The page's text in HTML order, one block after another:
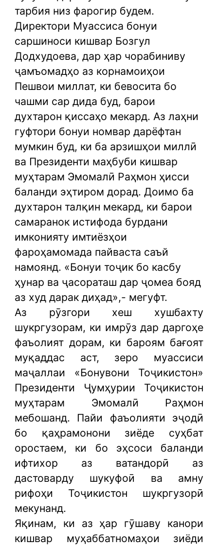
тарбия низ фарогир будем.
Директори Муассиса бонуи
саршиноси кишвар Бозгул
Додхудоева, дар ҳар чорабиниву
ҷамъомадҳо аз корнамоиҳои
Пешвои миллат, ки бевосита бо
чашми сар дида буд, барои
духтарон қиссаҳо мекард. Аз лаҳни
гуфтори бонуи номвар дарёфтан
мумкин буд, ки ба арзишҳои миллӣ
ва Президенти маҳбуби кишвар
муҳтарам Эмомалӣ Раҳмон ҳисси
баланди эҳтиром дорад. Доимо ба
духтарон талқин мекард, ки барои
самаранок истифода бурдани
имконияту имтиёзҳои
фароҳамомада пайваста саъй
намоянд. «Бонуи тоҷик бо касбу
ҳунар ва ҷасораташ дар ҷомеа бояд
аз худ дарак диҳад»,- мегуфт.
Аз рӯзгори хеш хушбахту
шукргузорам, ки имрӯз дар даргоҳе
фаъолият дорам, ки бароям бағоят
муқаддас аст, зеро муассиси
маҷаллаи «Бонувони Тоҷикистон»
Президенти Ҷумҳурии Тоҷикистон
муҳтарам Эмомалӣ Раҳмон
мебошанд. Пайи фаъолияти эҷодӣ
бо қаҳрамонони зиёде суҳбат
оростаем, ки бо эҳсоси баланди
ифтихор аз ватандорӣ аз
дастоварду шукуфоӣ ва амну
рифоҳи Тоҷикистон шукргузорӣ
мекунанд.
Яқинам, ки аз ҳар гӯшаву канори
кишвар муҳаббатномаҳои зиёди